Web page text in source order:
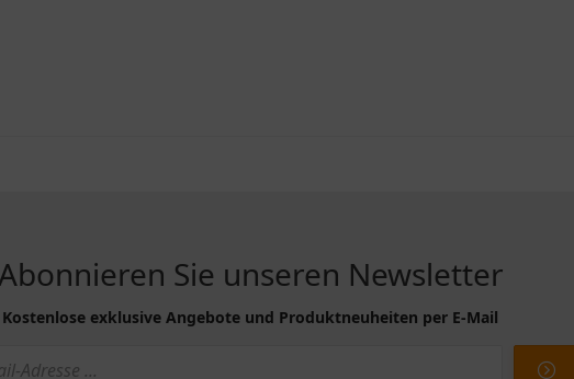
Sie unseren Newsletter
Kostenlose exklusive Angebote und Produktneuheiten per E-Mail